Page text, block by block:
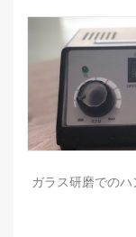
ガラス研磨での